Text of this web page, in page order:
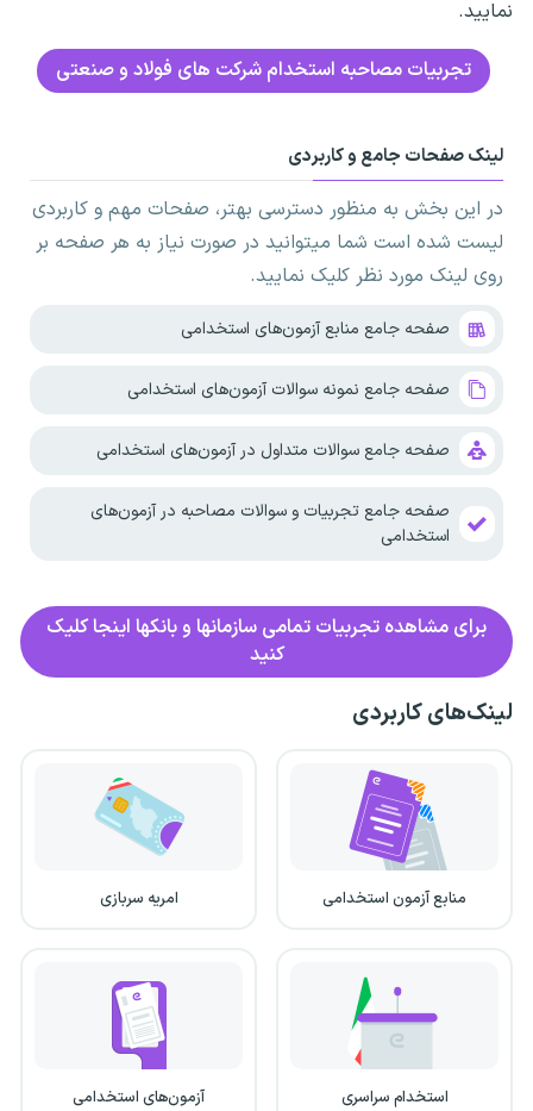
نمایید.
تجربیات مصاحبه استخدام شرکت های فولاد و صنعتی
لینک صفحات جامع و کاربردی
در این بخش به منظور دسترسی بهتر، صفحات مهم و کاربردی
لیست شده است شما میتوانید در صورت نیاز به هر صفحه بر
روی لینک مورد نظر کلیک نمایید.
صفحه جامع منابع آزمون‌های استخدامی
صفحه جامع نمونه سوالات آزمون‌های استخدامی
صفحه جامع سوالات متداول در آزمون‌های استخدامی
صفحه جامع تجربیات و سوالات مصاحبه در آزمون‌های
استخدامی
برای مشاهده تجربیات تمامی سازمانها و بانکها اینجا کلیک
کنید
لینک‌های کاربردی
منابع آزمون استخدامی امریه سربازی
استخدام سراسری آزمون‌های استخدامی